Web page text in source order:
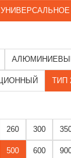
УНИВЕРСАЛЬНОЕ
ТИП
260 300
500 600